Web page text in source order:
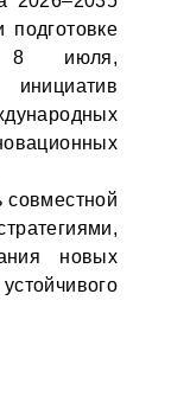
8 июля,
совместной
новых